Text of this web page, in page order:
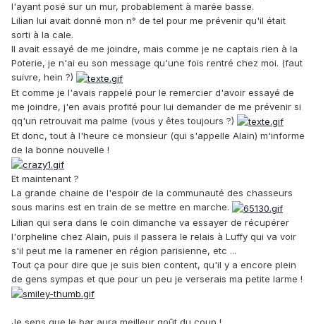
l'ayant posé sur un mur, probablement à marée basse.
Lilian lui avait donné mon n° de tel pour me prévenir qu'il était
sorti à la cale.
Il avait essayé de me joindre, mais comme je ne captais rien à la
Poterie, je n'ai eu son message qu'une fois rentré chez moi. (faut
suivre, hein ?)
Et comme je l'avais rappelé pour le remercier d'avoir essayé de
me joindre, j'en avais profité pour lui demander de me prévenir si
qq'un retrouvait ma palme (vous y êtes toujours ?)
Et donc, tout à l'heure ce monsieur (qui s'appelle Alain) m'informe
de la bonne nouvelle !
Et maintenant ?
La grande chaine de l'espoir de la communauté des chasseurs
sous marins est en train de se mettre en marche.
Lilian qui sera dans le coin dimanche va essayer de récupérer
l'orpheline chez Alain, puis il passera le relais à Luffy qui va voir
s'il peut me la ramener en région parisienne, etc ...
Tout ça pour dire que je suis bien content, qu'il y a encore plein
de gens sympas et que pour un peu je verserais ma petite larme !